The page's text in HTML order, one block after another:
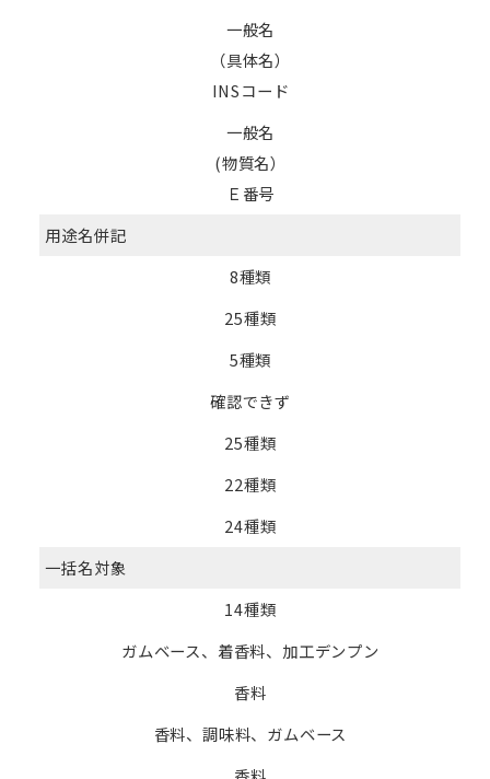
一般名
（具体名）
INSコード
一般名
(物質名）
Ｅ番号
用途名併記
8種類
25種類
5種類
確認できず
25種類
22種類
24種類
一括名対象
14種類
ガムベース、着香料、加工デンプン
香料
香料、調味料、ガムベース